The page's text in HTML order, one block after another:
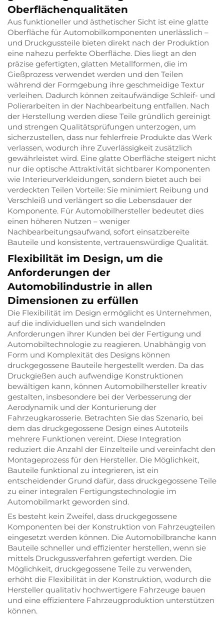
Oberflächenqualitäten
Aus funktioneller und ästhetischer Sicht ist eine glatte
Oberfläche für Automobilkomponenten unerlässlich –
und Druckgussteile bieten direkt nach der Produktion
eine nahezu perfekte Oberfläche. Dies liegt an den
präzise gefertigten, glatten Metallformen, die im
Gießprozess verwendet werden und den Teilen
während der Formgebung ihre geschmeidige Textur
verleihen. Dadurch können zeitaufwändige Schleif- und
Polierarbeiten in der Nachbearbeitung entfallen. Nach
der Herstellung werden diese Teile gründlich gereinigt
und strengen Qualitätsprüfungen unterzogen, um
sicherzustellen, dass nur fehlerfreie Produkte das Werk
verlassen, wodurch ihre Zuverlässigkeit zusätzlich
gewährleistet wird. Eine glatte Oberfläche steigert nicht
nur die optische Attraktivität sichtbarer Komponenten
wie Interieurverkleidungen, sondern bietet auch bei
verdeckten Teilen Vorteile: Sie minimiert Reibung und
Verschleiß und verlängert so die Lebensdauer der
Komponente. Für Automobilhersteller bedeutet dies
einen höheren Nutzen – weniger
Nachbearbeitungsaufwand, sofort einsatzbereite
Bauteile und konsistente, vertrauenswürdige Qualität.
Flexibilität im Design, um die
Anforderungen der
Automobilindustrie in allen
Dimensionen zu erfüllen
Die Flexibilität im Design ermöglicht es Unternehmen,
auf die individuellen und sich wandelnden
Anforderungen ihrer Kunden bei der Fertigung und
Automobiltechnologie zu reagieren. Unabhängig von
Form und Komplexität des Designs können
druckgegossene Bauteile hergestellt werden. Da das
Druckgießen auch aufwendige Konstruktionen
bewältigen kann, können Automobilhersteller kreativ
gestalten, insbesondere bei der Verbesserung der
Aerodynamik und der Konturierung der
Fahrzeugkarosserie. Betrachten Sie das Szenario, bei
dem das druckgegossene Design eines Autoteils
mehrere Funktionen vereint. Diese Integration
reduziert die Anzahl der Einzelteile und vereinfacht den
Montageprozess für den Hersteller. Die Möglichkeit,
Bauteile funktional zu integrieren, ist ein
entscheidender Grund dafür, dass druckgegossene Teile
zu einer integralen Fertigungstechnologie im
Automobilmarkt geworden sind.
Es besteht kein Zweifel, dass druckgegossene
Komponenten bei der Konstruktion von Fahrzeugteilen
eingesetzt werden können. Die Automobilbranche kann
Bauteile schneller und effizienter herstellen, wenn sie
mittels Druckgussverfahren gefertigt werden. Die
Möglichkeit, druckgegossene Teile zu verwenden,
erhöht die Flexibilität in der Konstruktion, wodurch die
Hersteller qualitativ hochwertigere Fahrzeuge bauen
und eine effizientere Fahrzeugproduktion unterstützen
können.